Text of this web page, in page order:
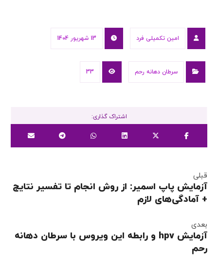
امین تکمیلی فرد 13 شهریور 1404
سرطان دهانه رحم 33
قبلی
آزمایش پاپ اسمیر: از روش انجام تا تفسیر نتایج
+ آمادگی‌های لازم
بعدی
آزمایش hpv و رابطه این ویروس با سرطان دهانه
رحم